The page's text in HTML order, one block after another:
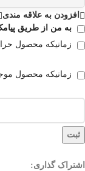
افزودن به علاقه مندی
به من از طریق
زمانیکه محصول
زمانیکه محصول
ثبت
اشتراک گذاری: